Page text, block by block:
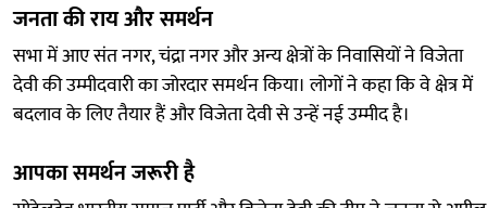
जनता की राय और समर्थन
सभा में आए संत नगर, चंद्रा नगर और अन्य क्षेत्रों के निवासियों ने विजेता
देवी की उम्मीदवारी का जोरदार समर्थन किया। लोगों ने कहा कि वे क्षेत्र में
बदलाव के लिए तैयार हैं और विजेता देवी से उन्हें नई उम्मीद है।
आपका समर्थन जरूरी है